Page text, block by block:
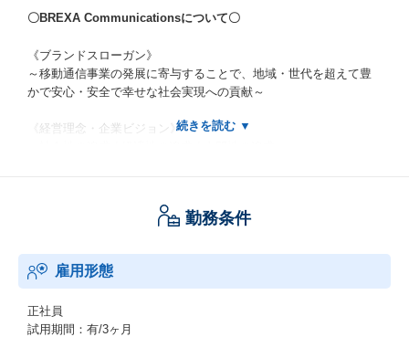
〇BREXA Communicationsについて〇
《ブランドスローガン》
～移動通信事業の発展に寄与することで、地域・世代を超えて豊
かで安心・安全で幸せな社会実現への貢献～
《経営理念・企業ビジョン》
要不可欠な業務に携わることができます。
弊社は好きなことや極めたいことを見つけ、経験を積んでスキル
みなさまの成長と夢の実現を支えることが、豊かな社会の実現に
も繋がります。
【上記理念に共感していただける方からの応募をお待ちしており
ます！】
勤務条件
雇用形態
正社員
試用期間：有/3ヶ月